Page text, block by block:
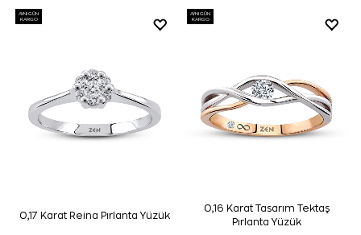
AYNI GÜN
KARGO
0,17 Karat Reina Pırlanta Yüzük
AYNI GÜN
KARGO
0,16 Karat Tasarım Tektaş
Pırlanta Yüzük